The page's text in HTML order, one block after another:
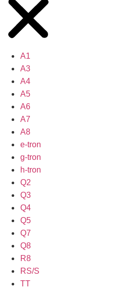
A1
A3
A4
A5
A6
A7
A8
e-tron
g-tron
h-tron
Q2
Q3
Q4
Q5
Q7
Q8
R8
RS/S
TT